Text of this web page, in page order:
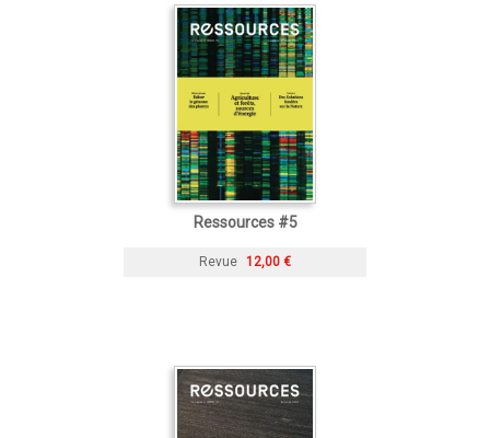
Ressources #5
Revue 12,00 €